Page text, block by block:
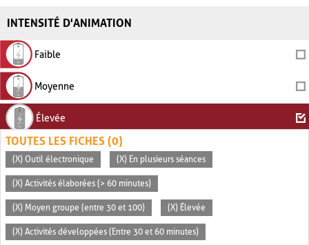
INTENSITÉ D'ANIMATION
Faible
Moyenne
Élevée
TOUTES LES FICHES (0)
(X) Outil électronique (X) En plusieurs séances
(X) Activités élaborées (> 60 minutes)
(X) Moyen groupe (entre 30 et 100) (X) Élevée
(X) Activités développées (Entre 30 et 60 minutes)